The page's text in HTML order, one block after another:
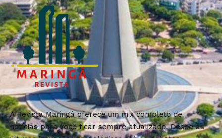
A Revista Maringá oferece um mix completo de
notícias para você ficar sempre atualizado. Desde as